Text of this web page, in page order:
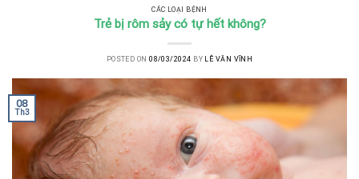
CÁC LOẠI BỆNH
Trẻ bị rôm sảy có tự hết không?
POSTED ON08/03/2024 BY LÊ VĂN VĨNH
08
Th3